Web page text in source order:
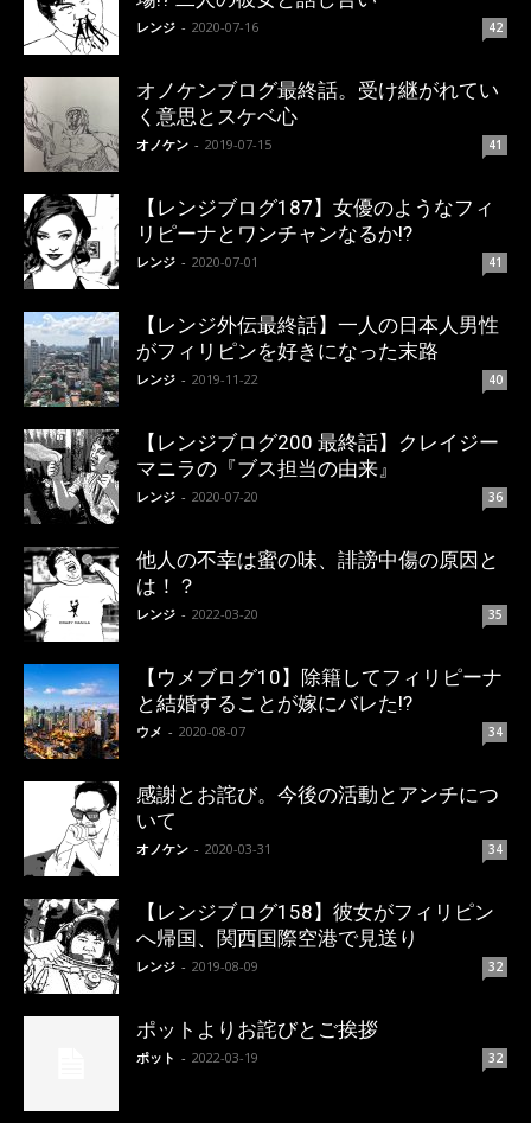
レンジ - 2020-07-16 42
オノケンブログ最終話。受け継がれてい
く意思とスケベ心
オノケン - 2019-07-15 41
【レンジブログ187】女優のようなフィ
リピーナとワンチャンなるか!?
レンジ - 2020-07-01 41
【レンジ外伝最終話】一人の日本人男性
がフィリピンを好きになった末路
レンジ - 2019-11-22 40
【レンジブログ200 最終話】クレイジー
マニラの『ブス担当の由来』
レンジ - 2020-07-20 36
他人の不幸は蜜の味、誹謗中傷の原因と
は！？
レンジ - 2022-03-20 35
【ウメブログ10】除籍してフィリピーナ
と結婚することが嫁にバレた!?
ウメ - 2020-08-07 34
感謝とお詫び。今後の活動とアンチにつ
いて
オノケン - 2020-03-31 34
【レンジブログ158】彼女がフィリピン
へ帰国、関西国際空港で見送り
レンジ - 2019-08-09 32
ポットよりお詫びとご挨拶
ポット - 2022-03-19 32